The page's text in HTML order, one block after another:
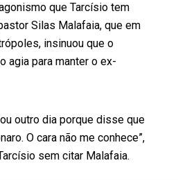
que Tarcísio tem
Silas Malafaia, que em
insinuou que o
agia para manter o ex-
outro dia porque disse que
O cara não me conhece”,
sem citar Malafaia.